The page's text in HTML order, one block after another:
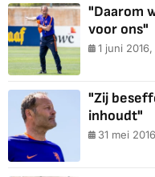
"Daarom
voor ons"
1 juni
"Zij
inhoudt"
31 mei